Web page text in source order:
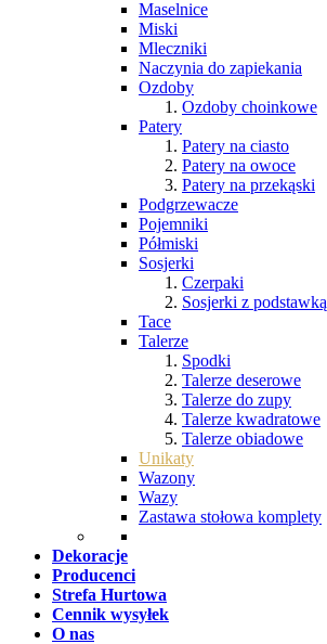
Maselnice
Miski
Mleczniki
Naczynia do zapiekania
Ozdoby
Ozdoby choinkowe
Patery
Patery na ciasto
Patery na owoce
Patery na przekąski
Podgrzewacze
Pojemniki
Półmiski
Sosjerki
Czerpaki
Sosjerki z podstawką
Tace
Talerze
Spodki
Talerze deserowe
Talerze do zupy
Talerze kwadratowe
Talerze obiadowe
Unikaty
Wazony
Wazy
Zastawa stołowa komplety
Dekoracje
Producenci
Strefa Hurtowa
Cennik wysyłek
O nas